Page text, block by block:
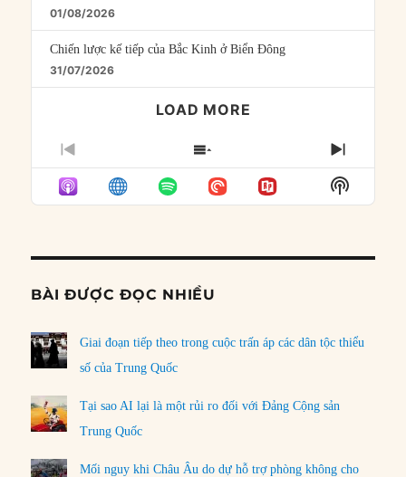
01/08/2026
Chiến lược kế tiếp của Bắc Kinh ở Biển Đông
31/07/2026
LOAD MORE
PREVIOUS
EPISODE
SHOW
EPISODES
LIST
NEXT
Show
Podcast
BÀI ĐƯỢC ĐỌC NHIỀU
Giai đoạn tiếp theo trong cuộc trấn áp các dân tộc thiểu
số của Trung Quốc
Tại sao AI lại là một rủi ro đối với Đảng Cộng sản
Trung Quốc
Mối nguy khi Châu Âu do dự hỗ trợ phòng không cho